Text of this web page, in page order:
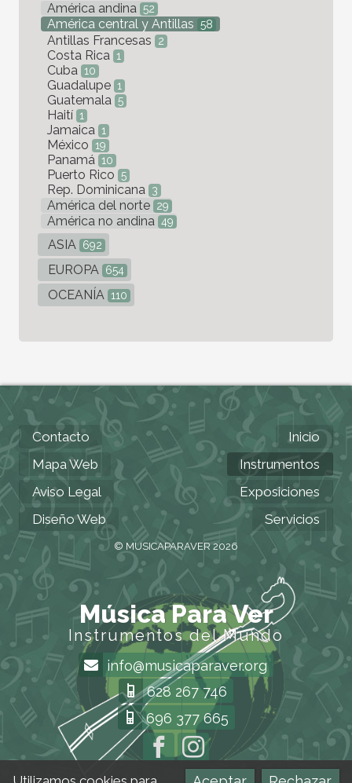
América andina 52
América central y Antillas 58
Antillas Francesas 2
Costa Rica 1
Cuba 10
Guadalupe 1
Guatemala 5
Haití 1
Jamaica 1
México 19
Panamá 10
Puerto Rico 5
Rep. Dominicana 3
América del norte 29
América no andina 49
ASIA 692
EUROPA 654
OCEANÍA 110
Contacto
Mapa Web
Aviso Legal
Diseño Web
Inicio
Instrumentos
Exposiciones
Servicios
© MUSICAPARAVER 2026
Música Para Ver
Instrumentos del Mundo
info@musicaparaver.org
628 267 746
696 377 665